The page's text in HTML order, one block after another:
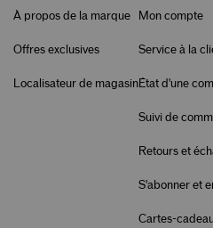
À propos de la marque
Offres exclusives
Localisateur de magasin
Mon compte
Service à la
État d'une
Suivi de
Retours et
S'abonner et
Cartes-